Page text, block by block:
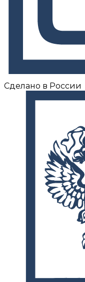
Сделано в России